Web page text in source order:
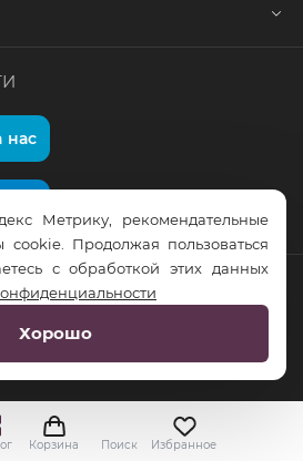
нас
Все права защищены
Digital
Корзина Поиск Избранное
Метрику, рекомендательные
cookie. Продолжая пользоваться
с обработкой этих данных
Хорошо